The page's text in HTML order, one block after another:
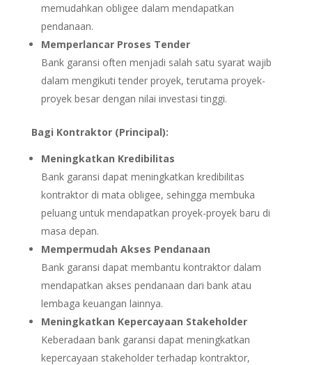
memudahkan obligee dalam mendapatkan
pendanaan.
Memperlancar Proses Tender
Bank garansi often menjadi salah satu syarat wajib
dalam mengikuti tender proyek, terutama proyek-
proyek besar dengan nilai investasi tinggi.
Bagi Kontraktor (Principal):
Meningkatkan Kredibilitas
Bank garansi dapat meningkatkan kredibilitas
kontraktor di mata obligee, sehingga membuka
peluang untuk mendapatkan proyek-proyek baru di
masa depan.
Mempermudah Akses Pendanaan
Bank garansi dapat membantu kontraktor dalam
mendapatkan akses pendanaan dari bank atau
lembaga keuangan lainnya.
Meningkatkan Kepercayaan Stakeholder
Keberadaan bank garansi dapat meningkatkan
kepercayaan stakeholder terhadap kontraktor,